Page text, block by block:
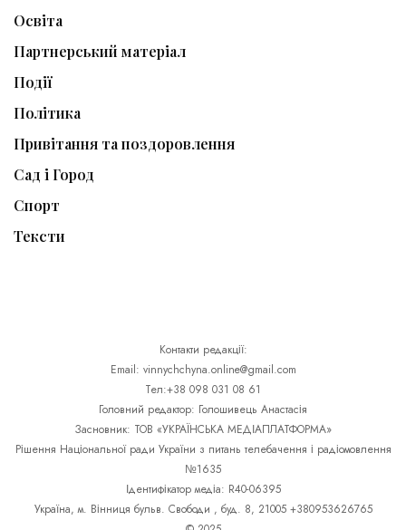
Освіта
Партнерський матеріал
Події
Політика
Привітання та поздоровлення
Сад і Город
Спорт
Тексти
Контакти редакції:
Email: vinnychchyna.online@gmail.com
Тел:+38 098 031 08 61
Головний редактор: Голошивець Анастасія
Засновник: ТОВ «УКРАЇНСЬКА МЕДІАПЛАТФОРМА»
Рішення Національної ради України з питань телебачення і радіомовлення
№1635
Ідентифікатор медіа: R40-06395
Україна, м. Вінниця бульв. Свободи , буд. 8, 21005 +380953626765